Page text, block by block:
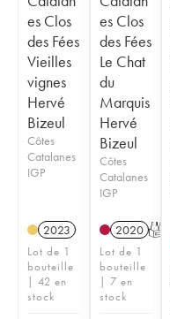
es Clos
des Fées
Vieilles
vignes
Hervé
Bizeul
Côtes
Catalanes
IGP
2023
Lot de 1
bouteille
| 42 en
stock
es Clos
des Fées
Le Chat
du
Marquis
Hervé
Bizeul
Côtes
Catalanes
IGP
2020 T
Lot de 1
bouteille
| 7 en
stock